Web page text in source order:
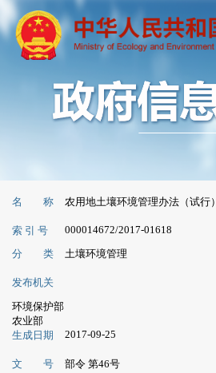
名 称 农用地土壤环境管理办法（试行）
索 引 号 000014672/2017-01618
分 类 土壤环境管理
发布机关
环境保护部
农业部
生成日期
2017-09-25
文 号
部令 第46号